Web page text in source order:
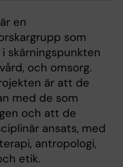
en
som
skärningspunkten
och omsorg.
är att de
med de som
och att de
ansats, med
antropologi,
etik.